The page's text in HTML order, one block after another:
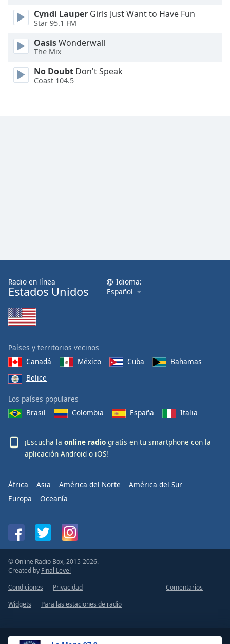
Dialog
End
dialog
Cyndi Lauper Girls Just Want to Have Fun
Star 95.1 FM
OasisWonderwall
The Mix
No Doubt Don't Speak
Coast 104.5
Radio en línea
Estados Unidos
Idioma:
Español
Países y territorios vecinos
Canadá
México Cuba
Bahamas
Belice
Los países populares
Brasil
Colombia España Italia
¡Escucha la online radio gratis en tu smartphone con la
aplicación Android o iOS!
África Asia América del Norte
América del Sur
Europa
Oceanía
© Online Radio Box, 2015-2026.
Created by Final Level
Condiciones
Privacidad
Comentarios
Widgets
Para las estaciones de radio